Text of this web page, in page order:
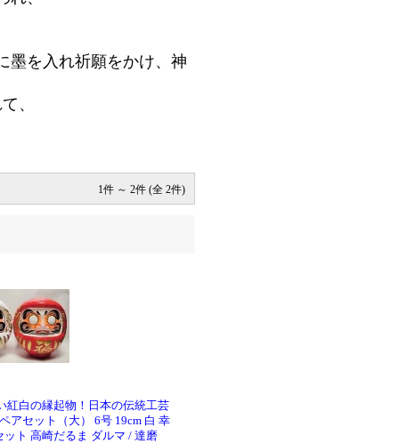
墨を入れ祈願をかけ、神
、
1件 ～ 2件 (全 2件)
紅白の縁起物！日本の伝統工芸
アセット（大） 6号 19cm 白 幸
ト 高崎だるま ダルマ / 達磨